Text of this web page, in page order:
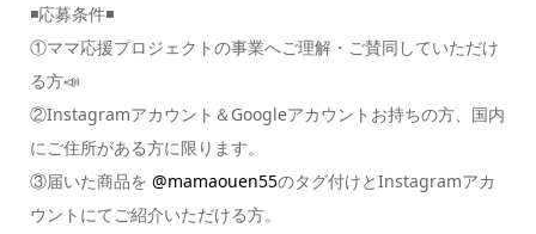
◾️応募条件◾️
①ママ応援プロジェクトの事業へご理解・ご賛同していただけ
る方📣
②Instagramアカウント＆Googleアカウントお持ちの方、国内
にご住所がある方に限ります。
③届いた商品を @mamaouen55のタグ付けとInstagramアカ
ウントにてご紹介いただける方。